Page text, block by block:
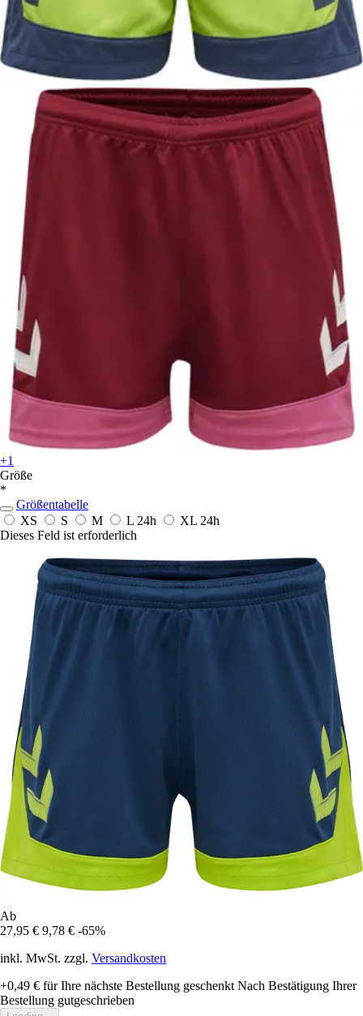
+1
Größe
*
Größentabelle
XS
S M L 24h XL 24h
Dieses Feld ist erforderlich
Ab
27,95 € 9,78 € -65%
inkl. MwSt. zzgl. Versandkosten
+0,49 € für Ihre nächste Bestellung geschenkt Nach Bestätigung Ihrer
Bestellung gutgeschrieben